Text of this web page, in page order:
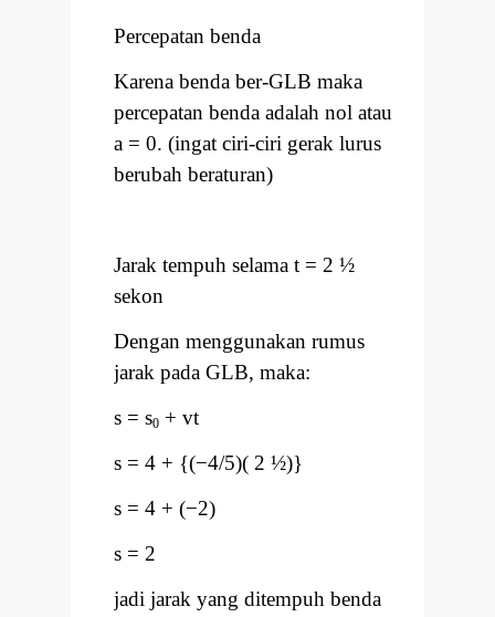
Percepatan benda
Karena benda ber-GLB maka
percepatan benda adalah nol atau
a = 0. (ingat ciri-ciri gerak lurus
berubah beraturan)
Jarak tempuh selama t = 2 ½
sekon
Dengan menggunakan rumus
jarak pada GLB, maka:
s = s0 + vt
s = 4 + {(−4/5)( 2 ½)}
s = 4 + (−2)
s = 2
jadi jarak yang ditempuh benda